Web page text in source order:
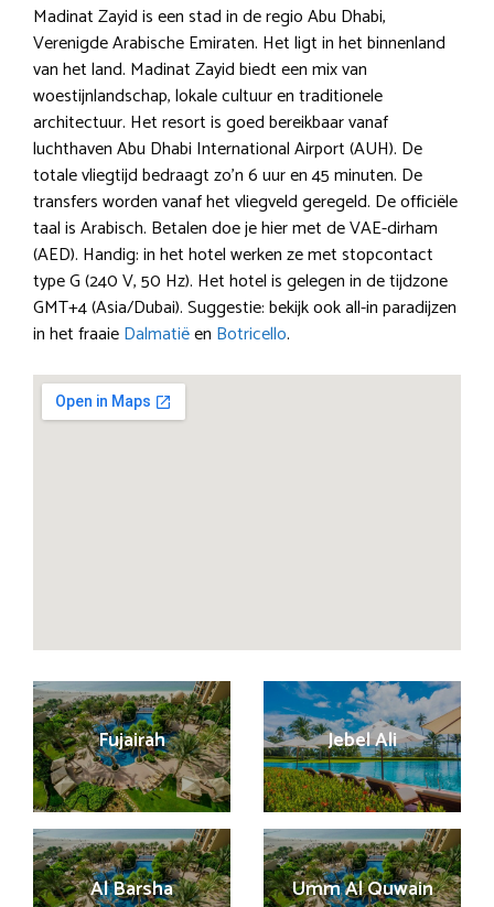
Madinat Zayid is een stad in de regio Abu Dhabi,
Verenigde Arabische Emiraten. Het ligt in het binnenland
van het land. Madinat Zayid biedt een mix van
woestijnlandschap, lokale cultuur en traditionele
architectuur. Het resort is goed bereikbaar vanaf
luchthaven Abu Dhabi International Airport (AUH). De
totale vliegtijd bedraagt zo’n 6 uur en 45 minuten. De
transfers worden vanaf het vliegveld geregeld. De officiële
taal is Arabisch. Betalen doe je hier met de VAE-dirham
(AED). Handig: in het hotel werken ze met stopcontact
type G (240 V, 50 Hz). Het hotel is gelegen in de tijdzone
GMT+4 (Asia/Dubai). Suggestie: bekijk ook all-in paradijzen
in het fraaieDalmatiëen Botricello.
Fujairah Jebel Ali
Al Barsha Umm Al Quwain